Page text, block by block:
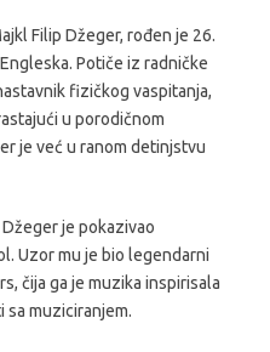
Filip Džeger, rođen je 26.
Potiče iz radničke
fizičkog vaspitanja,
u porodičnom
je već u ranom detinjstvu
je pokazivao
Uzor mu je bio legendarni
čija ga je muzika inspirisala
sa muziciranjem.